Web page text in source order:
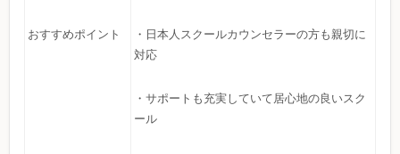
おすすめポイント
・日本人スクールカウンセラーの方も親切に
対応
・サポートも充実していて居心地の良いスク
ール